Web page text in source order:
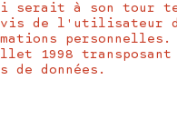
serait à son tour
vis de l'utilisateur
personnelles.
1998
données.